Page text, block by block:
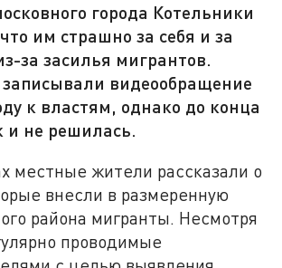
города Котельники
им страшно за себя и за
за засилья мигрантов.
видеообращение
к властям, однако до конца
и не решилась.
местные жители рассказали о
внесли в размеренную
района мигранты. Несмотря
проводимые